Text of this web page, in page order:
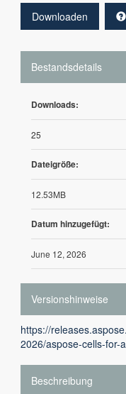
Downloaden
Bestandsdetails
Downloads:
25
Dateigröße:
12.53MB
Datum hinzugefügt:
June 12, 2026
Versionshinweise
https://
2026/aspose-cells-for-
Beschreibung